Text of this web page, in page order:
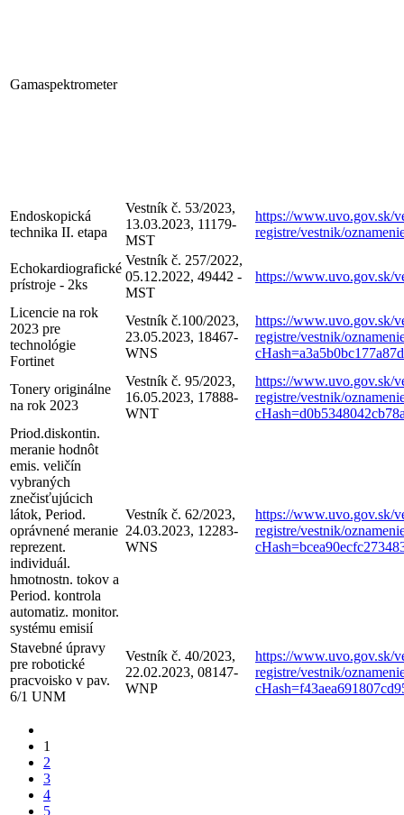
Gamaspektrometer
Endoskopická
technika II. etapa
Vestník č. 53/2023,
13.03.2023, 11179-
MST
https://www.uvo.gov.sk/
registre/vestnik/
Echokardiografické
prístroje - 2ks
Vestník č. 257/2022,
05.12.2022, 49442 -
MST
https://www.uvo.gov.sk/
Licencie na rok
2023 pre
technológie
Fortinet
Vestník č.100/2023,
23.05.2023, 18467-
WNS
https://www.uvo.gov.sk/
registre/vestnik/
Tonery originálne
na rok 2023
Vestník č. 95/2023,
16.05.2023, 17888-
WNT
https://www.uvo.gov.sk/
registre/vestnik/
Priod.diskontin.
meranie hodnôt
emis. veličín
vybraných
znečisťujúcich
látok, Period.
oprávnené meranie
reprezent.
individuál.
hmotnostn. tokov a
Period. kontrola
automatiz. monitor.
systému emisií
Vestník č. 62/2023,
24.03.2023, 12283-
WNS
https://www.uvo.gov.sk/
registre/vestnik/
Stavebné úpravy
pre robotické
pracvoisko v pav.
6/1 UNM
Vestník č. 40/2023,
22.02.2023, 08147-
WNP
https://www.uvo.gov.sk/
registre/vestnik/
1
2
3
4
5